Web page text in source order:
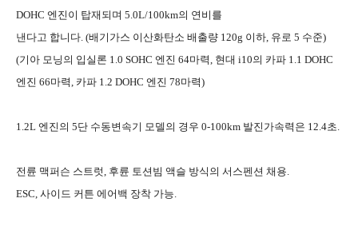
DOHC 엔진이 탑재되며 5.0L/100km의 연비를
낸다고 합니다. (배기가스 이산화탄소 배출량 120g 이하, 유로 5 수준)
(기아 모닝의 입실론 1.0 SOHC 엔진 64마력, 현대 i10의 카파 1.1 DOHC
엔진 66마력, 카파 1.2 DOHC 엔진 78마력)
1.2L 엔진의 5단 수동변속기 모델의 경우 0-100km 발진가속력은 12.4초.
전륜 맥퍼슨 스트럿, 후륜 토션빔 액슬 방식의 서스펜션 채용.
ESC, 사이드 커튼 에어백 장착 가능.